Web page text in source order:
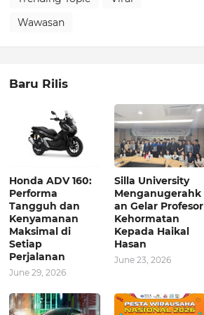
Wawasan
Baru Rilis
Honda ADV 160:
Performa
Tangguh dan
Kenyamanan
Maksimal di
Setiap
Perjalanan
June 29, 2026
Silla University
Menganugerahk
an Gelar Profesor
Kehormatan
Kepada Haikal
Hasan
June 23, 2026